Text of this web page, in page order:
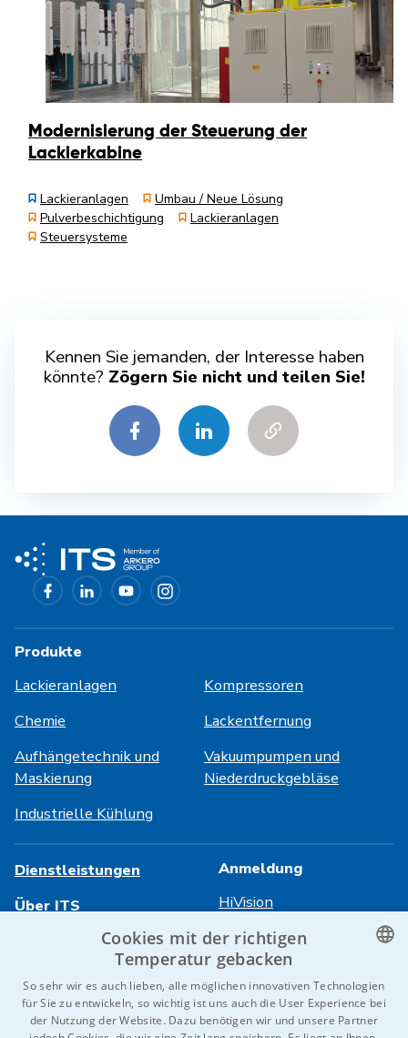
Modernisierung der Steuerung der
Lackierkabine
Lackieranlagen
Umbau / Neue Lösung
Pulverbeschichtigung
Lackieranlagen
Steuersysteme
Kennen Sie jemanden, der Interesse haben
könnte? Zögern Sie nicht und teilen Sie!
Produkte
Lackieranlagen
Kompressoren
Chemie
Lackentfernung
Aufhängetechnik und
Maskierung
Vakuumpumpen und
Niederdruckgebläse
Industrielle Kühlung
Dienstleistungen
Über ITS
Referenzen
Kontaktieren Sie uns
Anmeldung
HiVision
Technische Datenblätter
CZECH
Cookies mit der richtigen
Temperatur gebacken
So sehr wir es auch lieben, alle möglichen innovativen Technologien
für Sie zu entwickeln, so wichtig ist uns auch die User Experience bei
der Nutzung der Website. Dazu benötigen wir und unsere Partner